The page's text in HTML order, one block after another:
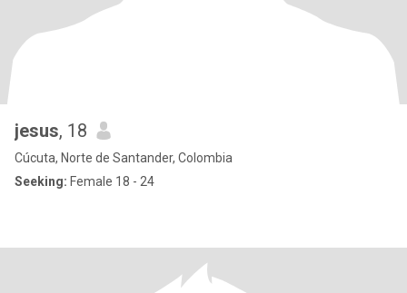
jesus, 18
Cúcuta, Norte de Santander, Colombia
Seeking: Female 18 - 24